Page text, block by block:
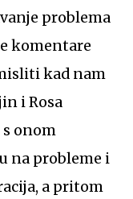
problema
komentare
kad nam
i Rosa
s onom
na probleme i
a pritom